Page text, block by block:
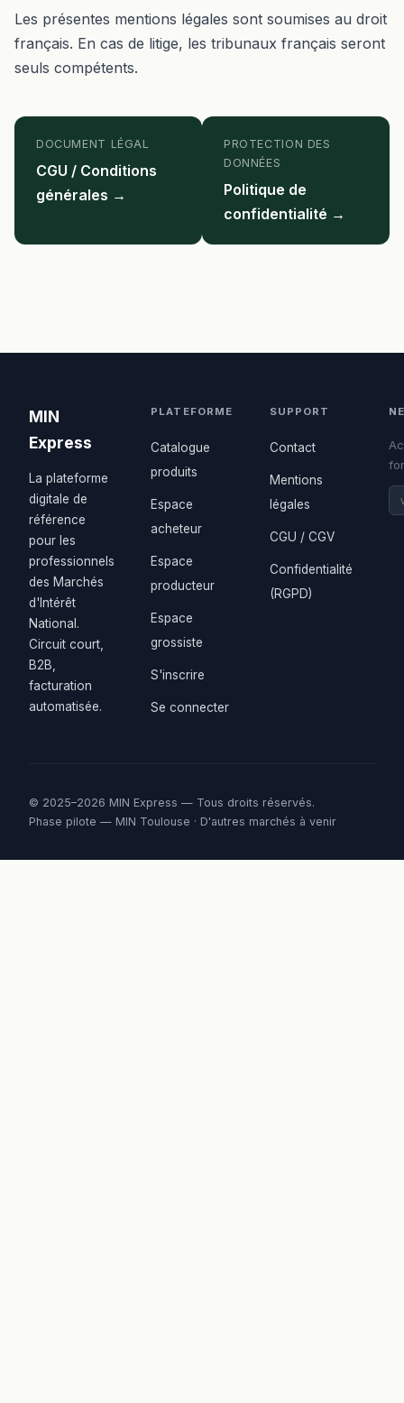
Les présentes mentions légales sont soumises au droit
français. En cas de litige, les tribunaux français seront
seuls compétents.
DOCUMENT LÉGAL
CGU / Conditions
générales →
PROTECTION DES
DONNÉES
Politique de
confidentialité →
MIN
Express
La plateforme
digitale de
référence
pour les
professionnels
des Marchés
d'Intérêt
National.
Circuit court,
B2B,
facturation
automatisée.
PLATEFORME
Catalogue
produits
Espace
acheteur
Espace
producteur
Espace
grossiste
S'inscrire
Se connecter
SUPPORT
Contact
Mentions
légales
CGU / CGV
Confidentialité
(RGPD)
© 2025–2026 MIN Express — Tous droits réservés.
Phase pilote — MIN Toulouse · D'autres marchés à venir